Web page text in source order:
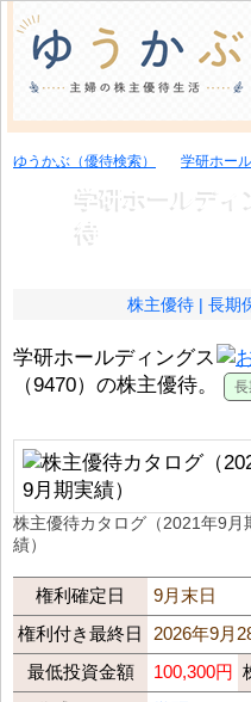
ゆうかぶ（優待検索） 学研ホー
学研ホールディ
待
株主優待 長期
学研ホールディングス
（9470）の株主優待。
株主優待カタログ（2021年9月
績）
権利確定日
9月末日
権利付き最終日
2026年9月
最低投資金額
100,300円